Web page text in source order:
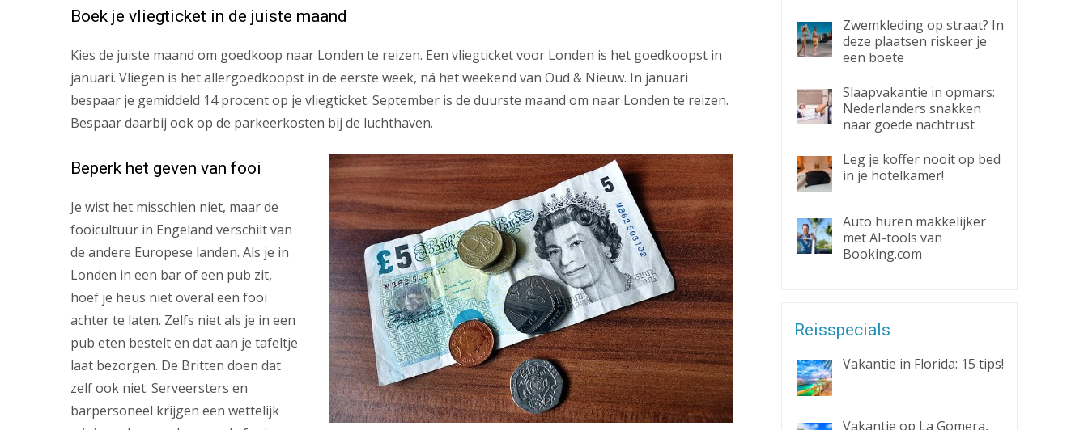
Boek je vliegticket in de juiste maand
Kies de juiste maand om goedkoop naar Londen te reizen. Een vliegticket voor Londen is het goedkoopst in
januari. Vliegen is het allergoedkoopst in de eerste week, ná het weekend van Oud & Nieuw. In januari
bespaar je gemiddeld 14 procent op je vliegticket. September is de duurste maand om naar Londen te reizen.
Bespaar daarbij ook op de parkeerkosten bij de luchthaven.
Beperk het geven van fooi
Je wist het misschien niet, maar de
fooicultuur in Engeland verschilt van
de andere Europese landen. Als je in
Londen in een bar of een pub zit,
hoef je heus niet overal een fooi
achter te laten. Zelfs niet als je in een
pub eten bestelt en dat aan je tafeltje
laat bezorgen. De Britten doen dat
zelf ook niet. Serveersters en
barpersoneel krijgen een wettelijk
Zwemkleding op straat? In
deze plaatsen riskeer je
een boete
Slaapvakantie in opmars:
Nederlanders snakken
naar goede nachtrust
Leg je koffer nooit op bed
in je hotelkamer!
Auto huren makkelijker
met AI-tools van
Booking.com
Reisspecials
Vakantie in Florida: 15 tips!
Vakantie op La Gomera,